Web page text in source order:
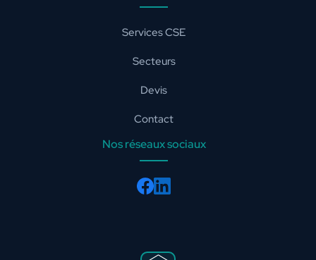
Services CSE
Secteurs
Devis
Contact
Nos réseaux sociaux